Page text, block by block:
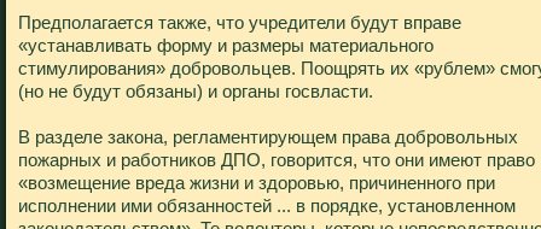
Предполагается также, что учредители будут вправе
«устанавливать форму и размеры материального
стимулирования» добровольцев. Поощрять их «рублем»
(но не будут обязаны) и органы госвласти.
В разделе закона, регламентирующем права добровольных
пожарных и работников ДПО, говорится, что они имеют право
«возмещение вреда жизни и здоровью, причиненного при
исполнении ими обязанностей ... в порядке, установленном